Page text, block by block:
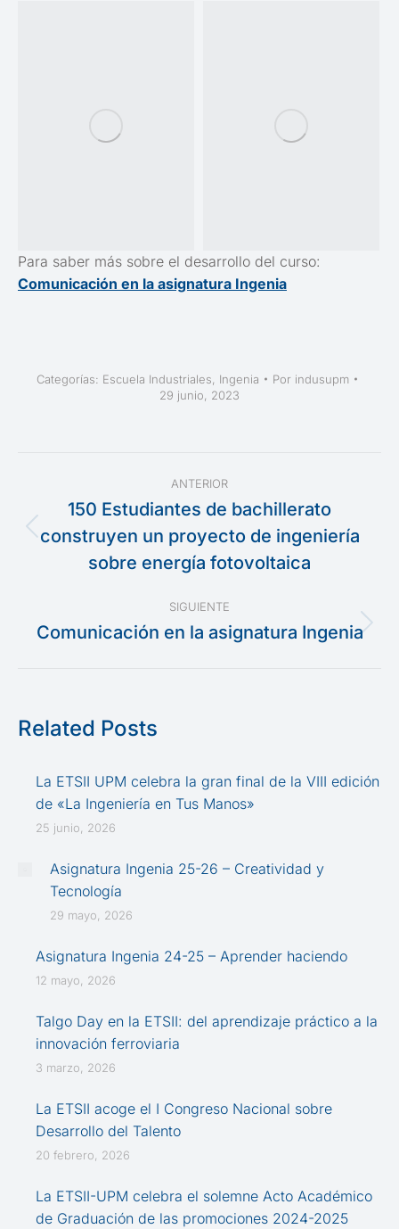
Para saber más sobre el desarrollo del curso:
Comunicación en la asignatura Ingenia
Categorías: Escuela Industriales, Ingenia Por indusupm
29 junio, 2023
Navegación
entre
publicaciones
ANTERIOR
Publicación
anterior:
150 Estudiantes de bachillerato
construyen un proyecto de ingeniería
sobre energía fotovoltaica
SIGUIENTE
Publicación
Comunicación en la asignatura Ingenia
Related Posts
La ETSII UPM celebra la gran final de la VIII edición
de «La Ingeniería en Tus Manos»
25 junio, 2026
Asignatura Ingenia 25-26 – Creatividad y
Tecnología
29 mayo, 2026
Asignatura Ingenia 24-25 – Aprender haciendo
12 mayo, 2026
Talgo Day en la ETSII: del aprendizaje práctico a la
innovación ferroviaria
3 marzo, 2026
La ETSII acoge el I Congreso Nacional sobre
Desarrollo del Talento
20 febrero, 2026
La ETSII-UPM celebra el solemne Acto Académico
de Graduación de las promociones 2024-2025